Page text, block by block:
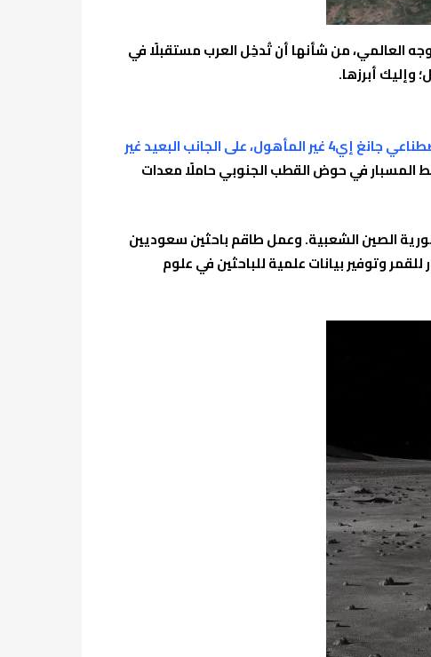
التوجه العالمي، من شأنها أن تُدخِل العرب مستقبلًا في
وإليك أبرزها.
الهبوط بنجاح بالقمر الاصطناعي جانغ إي4 غير المأهول، على الجانب البعيد غير
المسبار في حوض القطب الجنوبي حاملًا معدات
الصين الشعبية. وعمل طاقم باحثين سعوديين
وتوفير بيانات علمية للباحثين في علوم